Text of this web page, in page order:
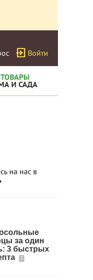
Войти
И САДА
на нас в
за один
3 быстрых
5